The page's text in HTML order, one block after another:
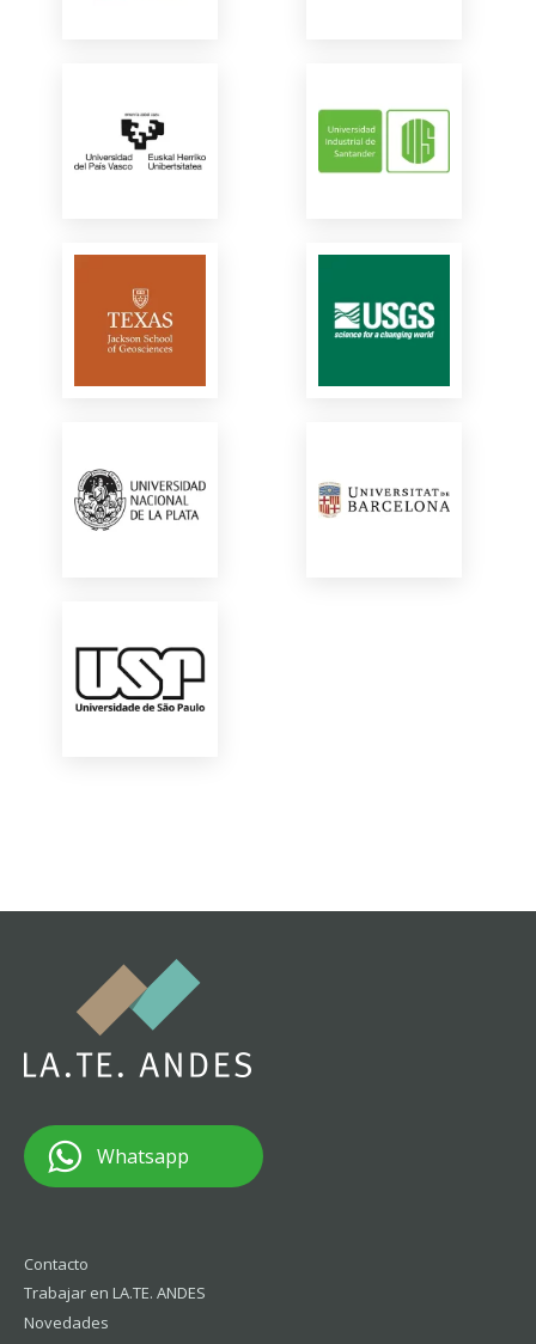
Whatsapp
Contacto
Trabajar en LA.TE. ANDES
Novedades